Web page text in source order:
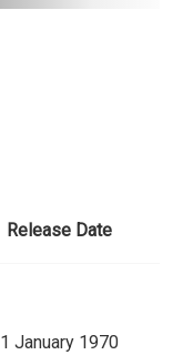
Release Date
1 January 1970